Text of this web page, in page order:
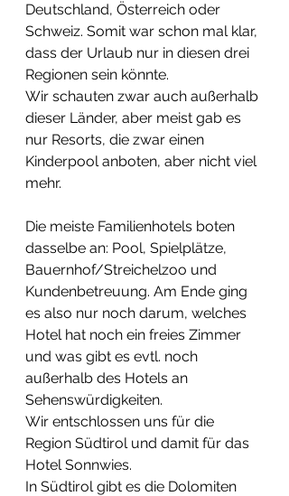
Deutschland, Österreich oder
Schweiz. Somit war schon mal klar,
dass der Urlaub nur in diesen drei
Regionen sein könnte.
Wir schauten zwar auch außerhalb
dieser Länder, aber meist gab es
nur Resorts, die zwar einen
Kinderpool anboten, aber nicht viel
mehr.
Die meiste Familienhotels boten
dasselbe an: Pool, Spielplätze,
Bauernhof/Streichelzoo und
Kundenbetreuung. Am Ende ging
es also nur noch darum, welches
Hotel hat noch ein freies Zimmer
und was gibt es evtl. noch
außerhalb des Hotels an
Sehenswürdigkeiten.
Wir entschlossen uns für die
Region Südtirol und damit für das
Hotel Sonnwies.
In Südtirol gibt es die Dolomiten